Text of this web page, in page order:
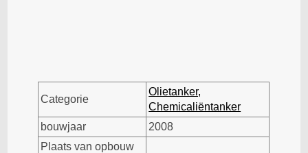
Categorie
Olietanker,
Chemicaliëntanker
bouwjaar
2008
Plaats van opbouw